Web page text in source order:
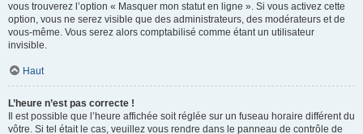
vous trouverez l’option « Masquer mon statut en ligne ». Si vous activez cette
option, vous ne serez visible que des administrateurs, des modérateurs et de
vous-même. Vous serez alors comptabilisé comme étant un utilisateur
invisible.
Haut
L’heure n’est pas correcte !
Il est possible que l’heure affichée soit réglée sur un fuseau horaire différent du
vôtre. Si tel était le cas, veuillez vous rendre dans le panneau de contrôle de